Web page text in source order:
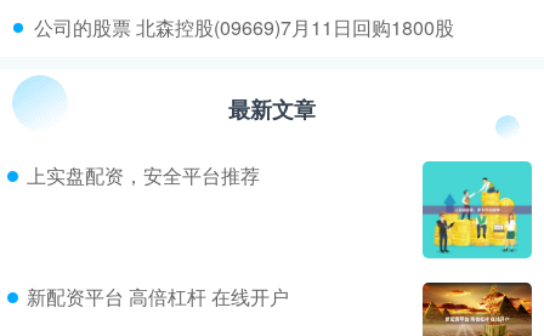
​公司的股票 北森控股(09669)7月11日回购1800股
最新文章
上实盘配资，安全平台推荐
新配资平台 高倍杠杆 在线开户